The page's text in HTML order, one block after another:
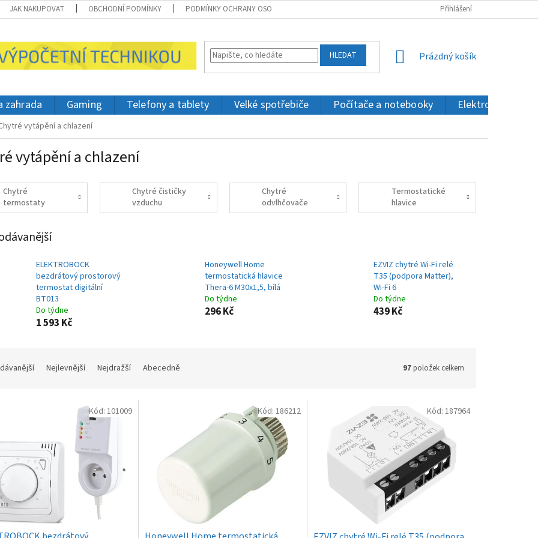
JAK NAKUPOVAT OBCHODNÍ PODMÍNKY PODMÍNKY OCHRANY OSOBNÍCH ÚDAJŮ Přihlášení
HLEDAT
NÁKUPNÍ
Prázdný košík
zahrada Gaming Telefony a tablety Velké spotřebiče Počítače a notebooky Elektronika a IT
vytápění a chlazení
vytápění a chlazení
Chytré
termostaty
Chytré čističky
vzduchu
Chytré
odvlhčovače
vzduchu
Termostatické
hlavice
ELEKTROBOCK
bezdrátový prostorový
termostat digitální
BT013
Do týdne
1 593 Kč
Honeywell Home
termostatická hlavice
Thera-6 M30x1,5, bílá
Do týdne
296 Kč
EZVIZ chytré Wi-Fi relé
T35 (podpora Matter),
Wi-Fi 6
Do týdne
439 Kč
Nejlevnější Nejdražší Abecedně 97položek celkem
Kód: 101009 Kód: 186212 Kód: 187964